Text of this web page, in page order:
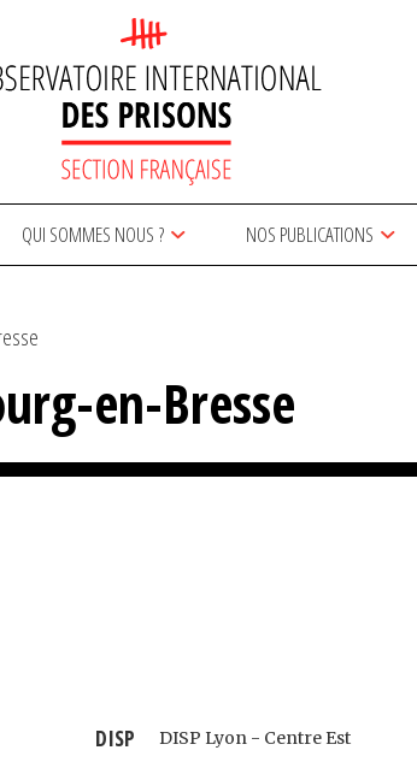
QUI SOMMES NOUS ? NOS PUBLICATIONS
en-Bresse
DISP DISP Lyon - Centre Est